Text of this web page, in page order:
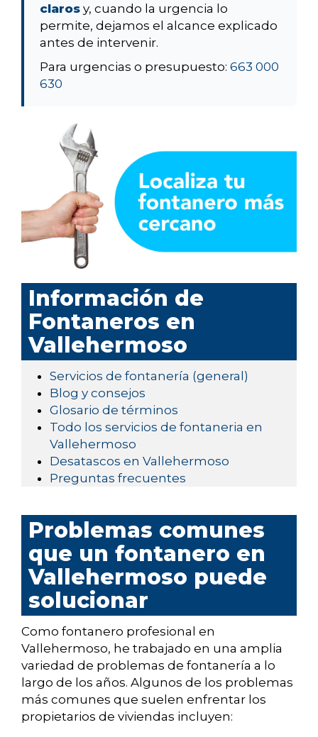
claros y, cuando la urgencia lo
permite, dejamos el alcance explicado
antes de intervenir.
Para urgencias o presupuesto: 663 000
630
Información de
Fontaneros en
Vallehermoso
Servicios de fontanería (general)
Blog y consejos
Glosario de términos
Todo los servicios de fontaneria en
Vallehermoso
Desatascos en Vallehermoso
Preguntas frecuentes
Problemas comunes
que un fontanero en
Vallehermoso puede
solucionar
Como fontanero profesional en
Vallehermoso, he trabajado en una amplia
variedad de problemas de fontanería a lo
largo de los años. Algunos de los problemas
más comunes que suelen enfrentar los
propietarios de viviendas incluyen: